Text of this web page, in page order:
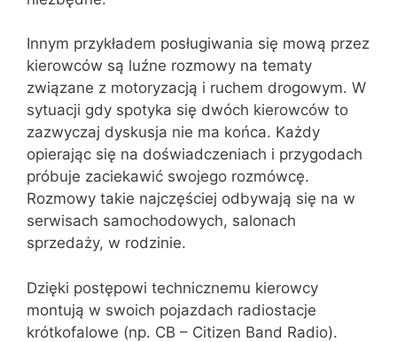
Innym przykładem posługiwania się mową przez
kierowców są luźne rozmowy na tematy
związane z motoryzacją i ruchem drogowym. W
sytuacji gdy spotyka się dwóch kierowców to
zazwyczaj dyskusja nie ma końca. Każdy
opierając się na doświadczeniach i przygodach
próbuje zaciekawić swojego rozmówcę.
Rozmowy takie najczęściej odbywają się na w
serwisach samochodowych, salonach
sprzedaży, w rodzinie.
Dzięki postępowi technicznemu kierowcy
montują w swoich pojazdach radiostacje
krótkofalowe (np. CB – Citizen Band Radio).